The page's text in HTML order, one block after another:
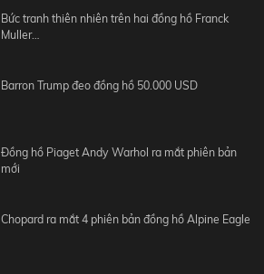
Bức tranh thiên nhiên trên hai đồng hồ Franck
Muller…
Barron Trump đeo đồng hồ 50.000 USD
Đồng hồ Piaget Andy Warhol ra mắt phiên bản
mới
Chopard ra mắt 4 phiên bản đồng hồ Alpine Eagle